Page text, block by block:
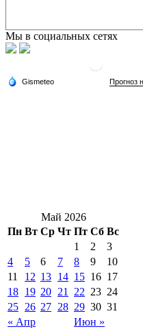
Мы в социальных сетях
Май 2026
Пн Вт Ср Чт Пт Сб Вс
« Апр Июн »
1 2
3
4
5 6 7 8 9
10
11
12 13 14 15 16 17
18 19 20 21 22 23 24
25 26 27 28 29 30 31